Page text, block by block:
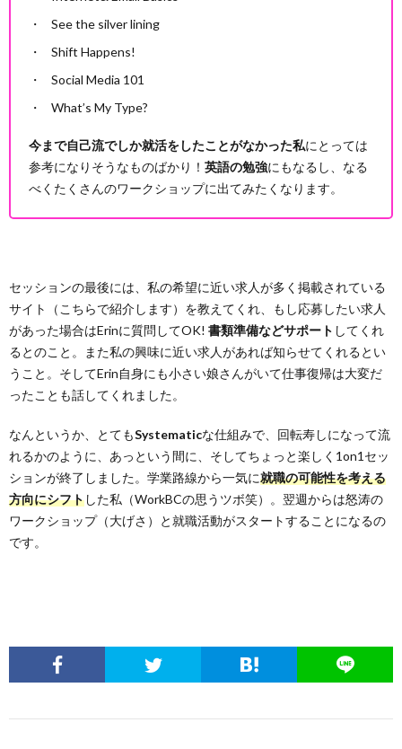
See the silver lining
Shift Happens!
Social Media 101
What’s My Type?
今まで自己流でしか就活をしたことがなかった私にとっては
参考になりそうなものばかり！ 英語の勉強にもなるし、なる
べくたくさんのワークショップに出てみたくなります。
セッションの最後には、私の希望に近い求人が多く掲載されている
サイト（こちらで紹介します）を教えてくれ、もし応募したい求人
があった場合はErinに質問してOK! 書類準備などサポート してくれ
るとのこと。また私の興味に近い求人があれば知らせてくれるとい
うこと。そしてErin自身にも小さい娘さんがいて仕事復帰は大変だ
ったことも話してくれました。
なんというか、とてもSystematicな仕組みで、回転寿しになって流
れるかのように、あっという間に、そしてちょっと楽しく1on1セッ
ションが終了しました。学業路線から一気に就職の可能性を考える
方向にシフトした私（WorkBCの思うツボ笑）。翌週からは怒涛の
ワークショップ（大げさ）と就職活動がスタートすることになるの
です。